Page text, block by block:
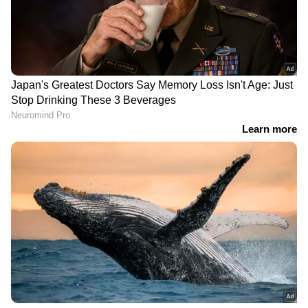
DOWNLOAD APP
ഏഷ്യാനെറ്റ് ന്യൂസ് മലയാളത്തിലൂടെ
അറിയൂ. നിങ്ങളുടെ പ്രിയ ക്രിക്കറ്റ്ടീ
മുകളുടെ പ്രകടനങ്ങൾ, ആവേശകരമായ
നിമിഷങ്ങൾ, മത്സരം കഴിഞ്ഞുള്ള
വിശകലനങ്ങൾ — എല്ലാം ഇപ്പോൾAsianet
News Malayalamമലയാളത്തിൽ തന്നെ!